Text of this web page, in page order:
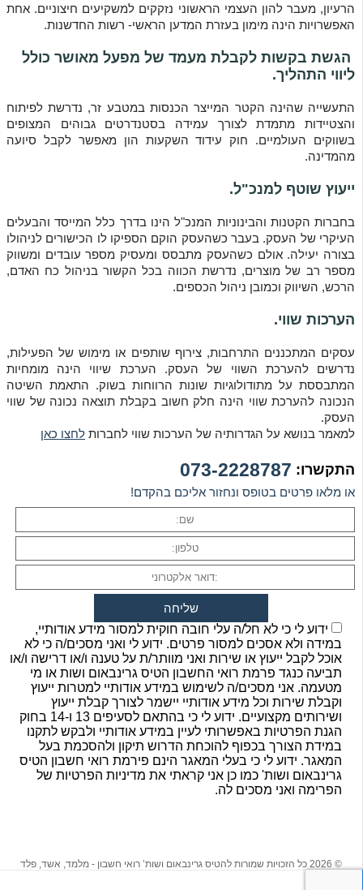
הרעיון, מעבר להון העצמי הראשוני נזקקים למשקיעים חיצוניים. אחת
האפשרויות הינה מימון בעזרת המדען הראשי- רשות החדשנות.
הגשת בקשות לקבלת מעמד של מפעל מאושר כולל
ליווי התהליך.
התעשייה שהינה הקטר המייצר הכנסות במטבע זר, נדרשת לפיתוח
והצטיידות מתמדת לצורך עמידה בסטנדרטים גבוהים המצופים
בשווקים העולמיים. חוק עידוד השקעות הון מאפשר לקבל סיועה
מהמדינה.
ייעוץ שוטף למנכ"ל.
בחברות הקטנות והבינוניות המנכ"ל הינו בדרך כלל המייסד והבעלים
העיקרי של העסק. בעבר כשהעסק הוקם הספיקו לו הכישורים לניהולו
בצורה יעילה. אולם כשהעסק מתבסס ומעסיק מספר עובדים ומשווק
מספר רב של מוצרים, נדרשת הכווה בכל הקשור בניהול כח האדם,
הרכש, השיווק וכמובן ניהול הכספים.
הערכות שווי.
עסקים המתכננים התרחבות, צירוף שותפים או מימוש של הפעילות,
נדרשים להערכת השווי של העסק. הערכת שיווי הינה מומחיות
המתבססת על מתודולוגיות שונות הרווחות בשוק. התאמת השיטה
הנכונה להערכת שווי הינה חלק חשוב בקבלת תוצאה נכונה של שווי
העסק.
למאמר בנושא על הגדרותיה של הערכות שווי לחברות לחצו כאן
התקשרו: 073-2228787
או מלאו פרטים בטופס ונחזור אליכם בהקדם!
ידוע לי כי לא חל/ה עלי חובה חוקית למסור מידע אודותיי,
במידה ולא אסכים למסור פרטים. ידוע לי ואני מסכים/ה כי לא
אוכל לקבל ייעוץ או שירות ואני מוותר/ת על טענה ו/או דרישה ו/או
תביעה כנגד פרמת רואי החשבון הטיס גרינבאום ושות או מי
מטעמה. אני מסכים/ה לשימוש במידע אודותיי למטרות ייעוץ
וקבלת שירות וכל מידע אודותיי יישמר לצורך קבלת ייעוץ
ושירותים מקצועיים. ידוע לי כי בהתאם לסעיפים 13 ו-14 בחוק
הגנת הפרטיות באפשרותי לעיין במידע אודותיי ולבקש לתקנו
במידת הצורך בכפוף להוכחת הדרוש תיקון ולהסכמת בעל
המאגר. ידוע לי כי בעלי המאגר הינם פירמת רואי חשבון הטיס
גרינבאום ושות' כמו כן אני קראתי את מדיניות הפרטיות של
הפרימה ואני מסכים לה.
© 2026 כל הזכויות שמורות להטיס גרינבאום ושות’ רואי חשבון - מלמד, אשד, פלד